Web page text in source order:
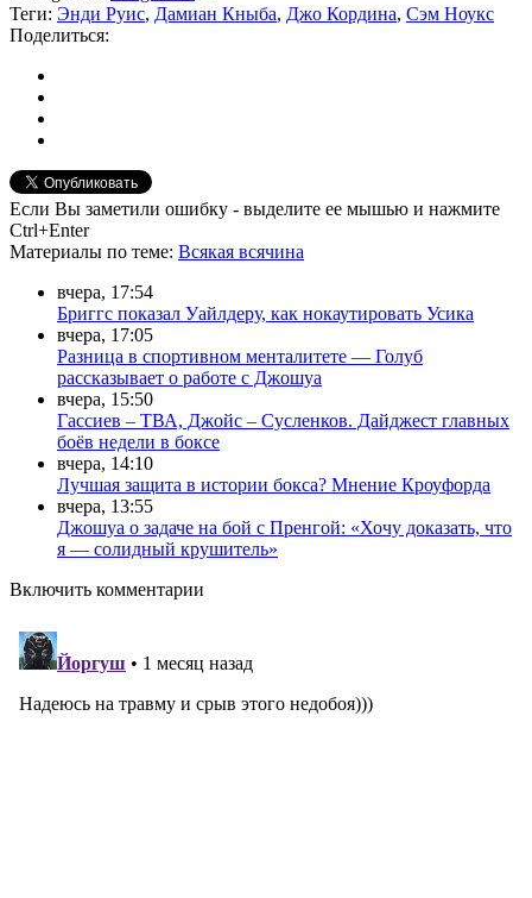
Теги: Энди Руис, Дамиан Кныба, Джо Кордина, Сэм Ноукс
Поделиться:
Если Вы заметили ошибку - выделите ее мышью и нажмите
Ctrl+Enter
Материалы по теме: Всякая всячина
вчера, 17:54
Бриггс показал Уайлдеру, как нокаутировать Усика
вчера, 17:05
Разница в спортивном менталитете — Голуб
рассказывает о работе с Джошуа
вчера, 15:50
Гассиев – ТВА, Джойс – Сусленков. Дайджест главных
боёв недели в боксе
вчера, 14:10
Лучшая защита в истории бокса? Мнение Кроуфорда
вчера, 13:55
Джошуа о задаче на бой с Пренгой: «Хочу доказать, что
я — солидный крушитель»
Включить комментарии